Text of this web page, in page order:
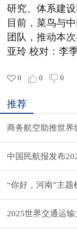
研究、体系建
目前，菜鸟与
团队 ，推动本次
亚玲 校对：李
0 0 0
推荐
商务航空助推世
中国民航报发布
“你好，河南”主
2025世界交通运